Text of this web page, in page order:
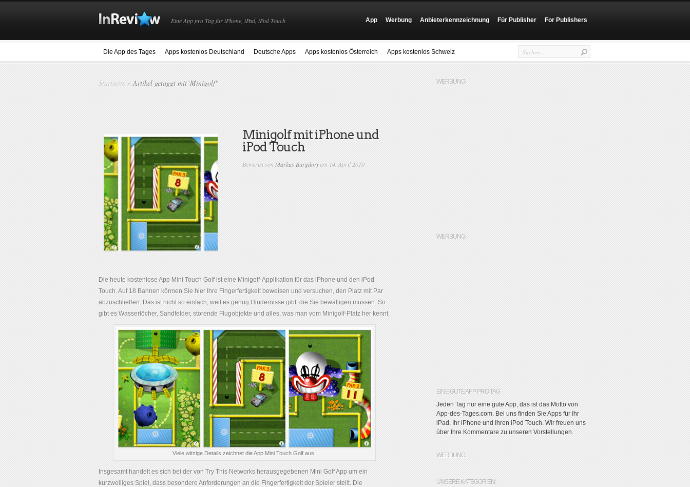
Eine App pro Tag für iPhone, iPad, iPod Touch App Werbung Anbieterkennzeichnung Für Publisher For Publishers
Die App des Tages Apps kostenlos Deutschland Deutsche Apps Apps kostenlos Österreich Apps kostenlos Schweiz
Startseite »Artikel getaggt mit"Minigolf"
Minigolf mit iPhone und
iPod Touch
Bewertet von Markus Burgdorfam 14. April 2010
Die heute kostenlose App Mini Touch Golf ist eine Minigolf-Applikation für das iPhone und den iPod
Touch. Auf 18 Bahnen können Sie hier Ihre Fingerfertigkeit beweisen und versuchen, den Platz mit Par
abzuschließen. Das ist nicht so einfach, weil es genug Hindernisse gibt, die Sie bewältigen müssen. So
gibt es Wasserlöcher, Sandfelder, störende Flugobjekte und alles, was man vom Minigolf-Platz her kennt.
Viele witzige Details zeichnet die App Mini Touch Golf aus.
Insgesamt handelt es sich bei der von Try This Networks herausgegebenen Mini Golf App um ein
kurzweiliges Spiel, dass besondere Anforderungen an die Fingerfertigkeit der Spieler stellt. Die
WERBUNG:
WERBUNG:
EINE GUTE APP PRO TAG
Jeden Tag nur eine gute App, das ist das Motto von
App-des-Tages.com. Bei uns finden Sie Apps für Ihr
iPad, Ihr iPhone und Ihren iPod Touch. Wir freuen uns
über Ihre Kommentare zu unseren Vorstellungen.
WERBUNG:
UNSERE KATEGORIEN: